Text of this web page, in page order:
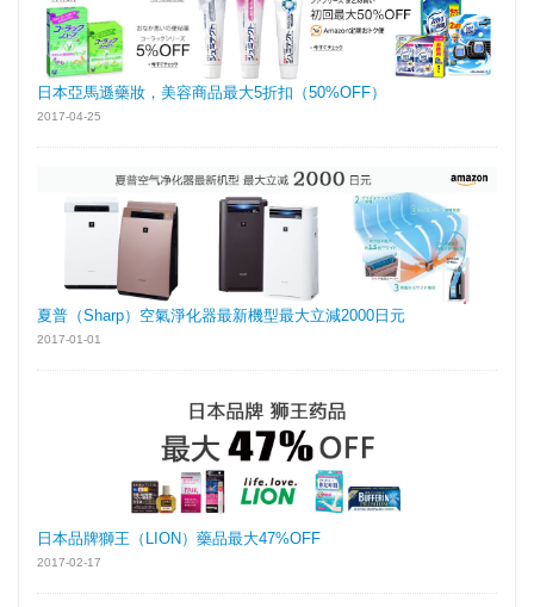
日本亞馬遜藥妝，美容商品最大5折扣（50%OFF）
2017-04-25
夏普（Sharp）空氣淨化器最新機型最大立減2000日元
2017-01-01
日本品牌獅王（LION）藥品最大47%OFF
2017-02-17